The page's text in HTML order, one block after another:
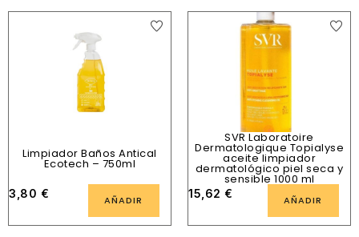
Limpiador Baños Antical
Ecotech – 750ml
3,80 € AÑADIR
SVR Laboratoire
Dermatologique Topialyse
aceite limpiador
dermatológico piel seca y
sensible 1000 ml
15,62 € AÑADIR